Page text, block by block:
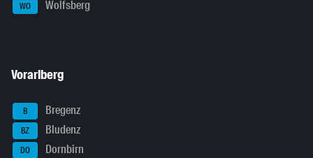
WO Wolfsberg
Vorarlberg
B Bregenz
BZ Bludenz
DO Dornbirn